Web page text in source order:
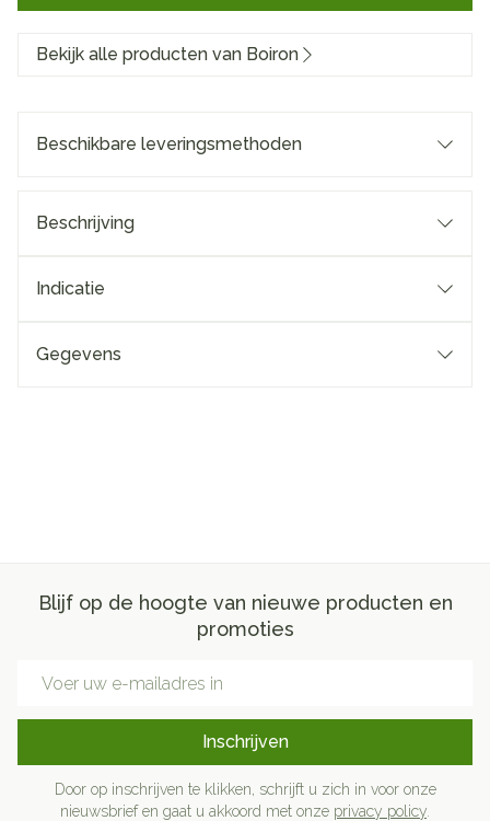
Bekijk alle producten van Boiron
Beschikbare leveringsmethoden
Beschrijving
Indicatie
Gegevens
Blijf op de hoogte van nieuwe producten en
promoties
Inschrijven
Door op inschrijven te klikken, schrijft u zich in voor onze
nieuwsbrief en gaat u akkoord met onze privacy policy